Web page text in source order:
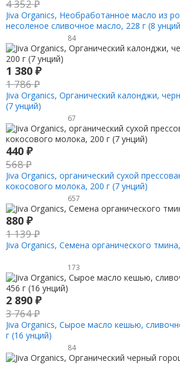
4 352₽
Jiva Organics, Необработанное масло из
несоленое сливочное масло, 228 г (8
84
1 380 ₽
1 786₽
Jiva Organics, Органический калонджи,
(7 унций)
67
440 ₽
568₽
Jiva Organics, органический сухой
кокосового молока, 200 г (7 унций)
657
880 ₽
1 139₽
Jiva Organics, Семена органического
173
2 890 ₽
3 764₽
Jiva Organics, Сырое масло кешью,
г (16 унций)
84